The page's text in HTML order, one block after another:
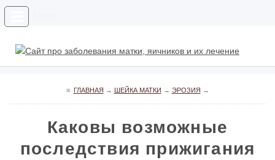
≡ ГЛАВНАЯ → ШЕЙКА МАТКИ → ЭРОЗИЯ →
Каковы возможные
последствия прижигания